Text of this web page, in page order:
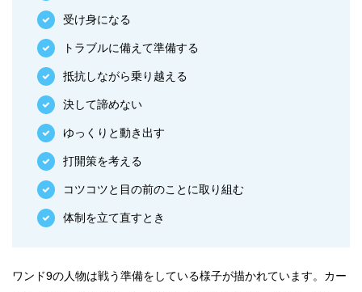
受け身になる
トラブルに備えて準備する
抵抗しながら乗り越える
決して諦めない
ゆっくりと動き出す
打開策を考える
コツコツと目の前のことに取り組む
体制を立て直すとき
ワンド9の人物は戦う準備をしている様子が描かれています。カー